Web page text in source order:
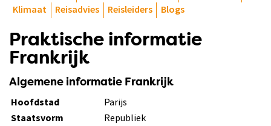
Klimaat
Reisadvies Reisleiders Blogs
Praktische informatie
Frankrijk
Algemene informatie Frankrijk
Hoofdstad
Parijs
Staatsvorm
Republiek